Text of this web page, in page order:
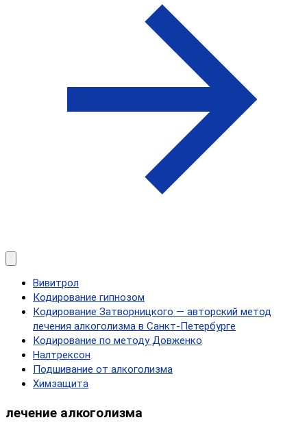
Вивитрол
Кодирование гипнозом
Кодирование Затворницкого — авторский метод
лечения алкоголизма в Санкт‑Петербурге
Кодирование по методу Довженко
Налтрексон
Подшивание от алкоголизма
Химзащита
лечение алкоголизма